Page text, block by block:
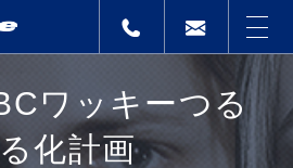
ワッキーつる
化計画